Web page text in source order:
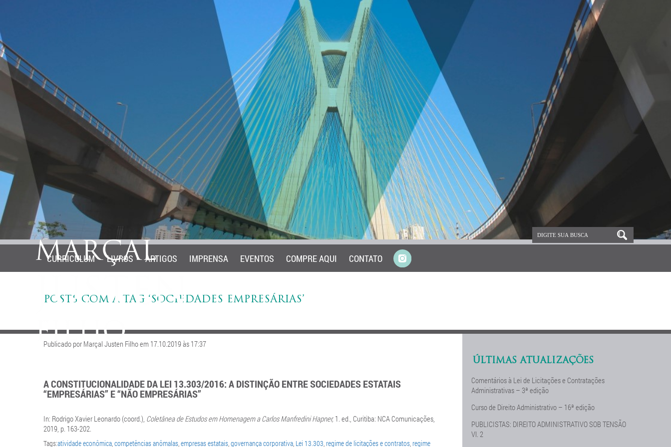
CURRICULUM LIVROS ARTIGOS IMPRENSA EVENTOS COMPRE AQUI CONTATO
POSTS COM A TAG ‘SOCIEDADES EMPRESÁRIAS’
Publicado por Marçal Justen Filho em 17.10.2019 às 17:37
A CONSTITUCIONALIDADE DA LEI 13.303/2016: A DISTINÇÃO ENTRE SOCIEDADES ESTATAIS
“EMPRESÁRIAS” E “NÃO EMPRESÁRIAS”
In: Rodrigo Xavier Leonardo (coord.), Coletânea de Estudos em Homenagem a Carlos Manfredini Hapner, 1. ed., Curitiba: NCA Comunicações,
2019, p. 163-202.
Tags:atividade econômica,competências anômalas,empresas estatais,governança corporativa, Lei 13.303, regime de licitações e contratos, regime
ÚLTIMAS ATUALIZAÇÕES
Comentários à Lei de Licitações e Contratações
Administrativas – 3ª edição
Curso de Direito Administrativo – 16ª edição
PUBLICISTAS: DIREITO ADMINISTRATIVO SOB TENSÃO
Vl. 2